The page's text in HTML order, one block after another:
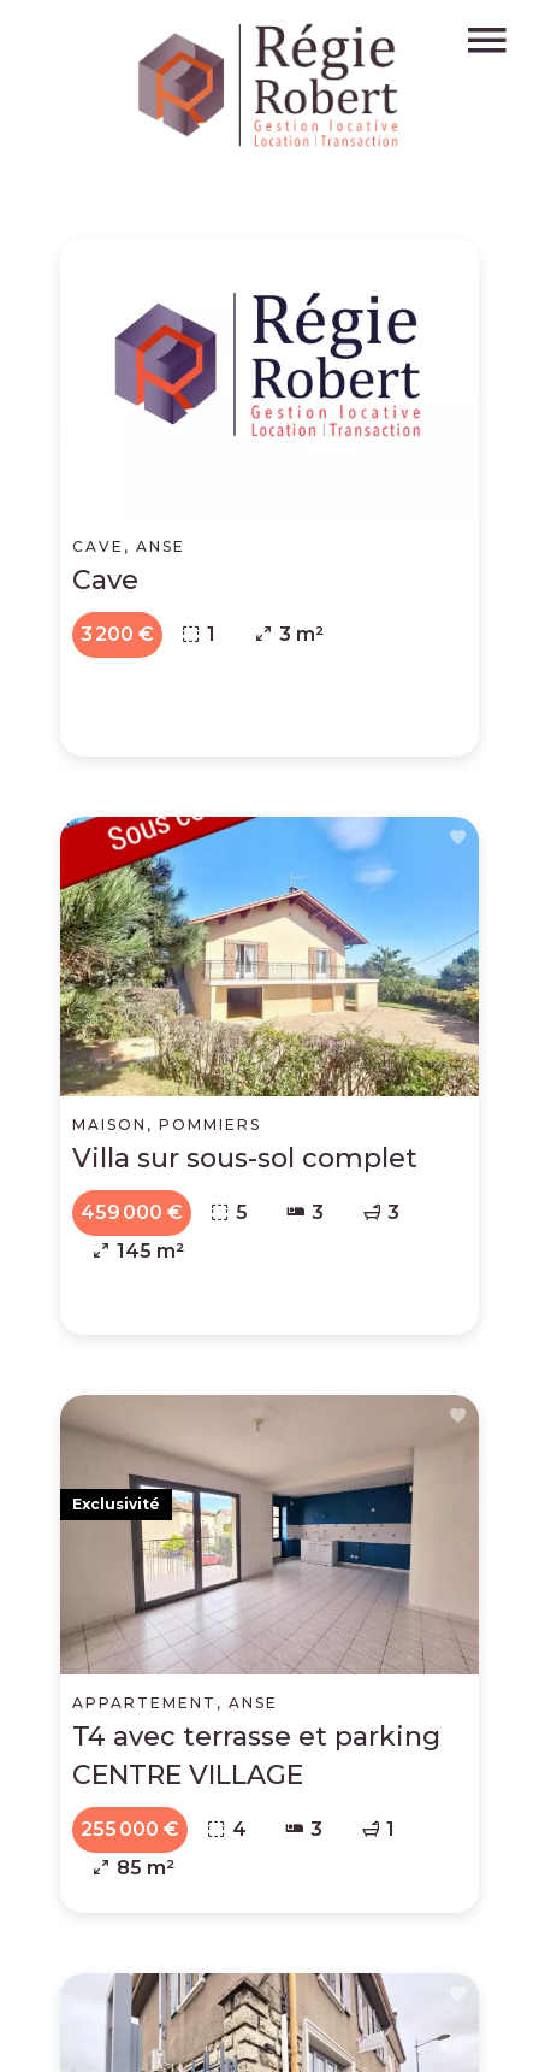
CAVE, ANSE
Cave
3 200 € 1 3 m²
MAISON, POMMIERS
Villa sur sous-sol complet
459 000 € 5 3
3
145 m²
APPARTEMENT, ANSE
T4 avec terrasse et parking
CENTRE VILLAGE
255 000 € 4 3
1
85 m²
Exclusivité